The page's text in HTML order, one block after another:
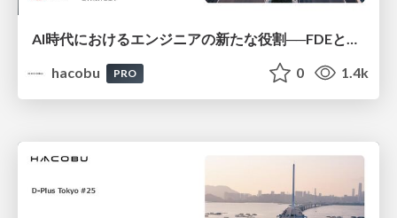
AI時代におけるエンジニアの新たな役割──FDEとクオリアの探求/登壇資料（戸井田 裕貴）
hacobu
PRO 0 1.4k